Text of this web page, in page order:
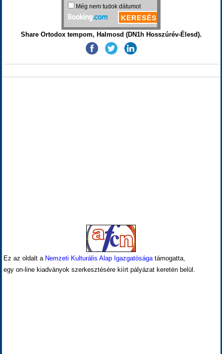
Share Ortodox tempom, Halmosd (DN1h Hosszúrév-Élesd).
Ez az oldalt a Nemzeti Kulturális Alap Igazgatóságatámogatta,
egy on-line kiadványok szerkesztésére kiírt pályázat keretén belül.